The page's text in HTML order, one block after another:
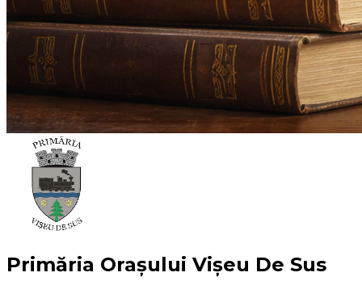
Primăria Orașului Vișeu De Sus